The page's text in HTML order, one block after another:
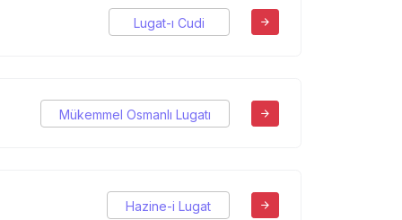
Lugat-ı Cudi
Mükemmel Osmanlı Lugatı
Hazine-i Lugat